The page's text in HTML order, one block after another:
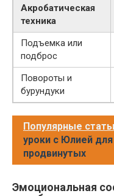
Акробатическая
техника
Подъемка или
подброс
Повороты и
бурундуки
Популярные
уроки с Юлией
продвинутых
Эмоциональная